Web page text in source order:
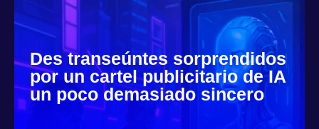
Des transeúntes sorprendidos
por un cartel publicitario de IA
un poco demasiado sincero